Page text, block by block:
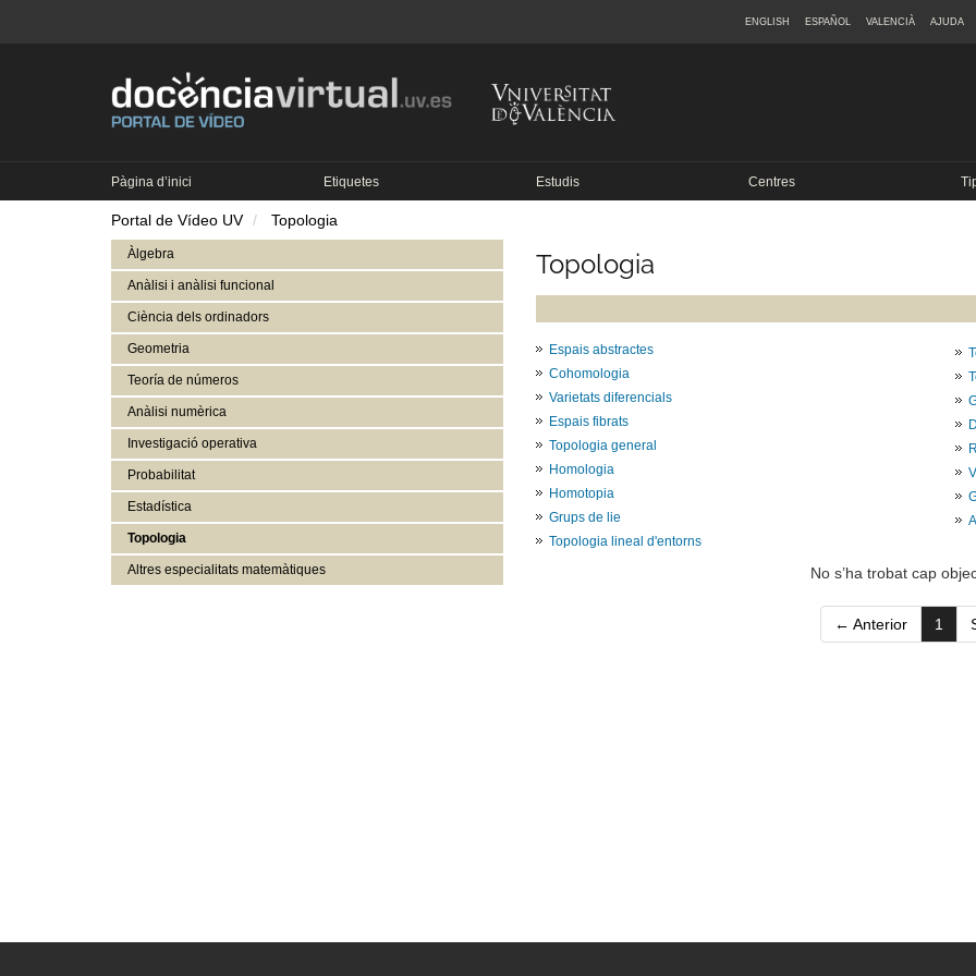
ENGLISH ESPAÑOL VALENCIÀ AJUDA
Pàgina d’inici Etiquetes Estudis Centres
Portal de Vídeo UV Topologia
Àlgebra
Anàlisi i anàlisi funcional
Ciència dels ordinadors
Geometria
Teoría de números
Anàlisi numèrica
Investigació operativa
Probabilitat
Estadística
Topologia
Altres especialitats matemàtiques
Topologia
Espais abstractes
Cohomologia
Varietats diferencials
Espais fibrats
Topologia general
Homologia
Homotopia
Grups de lie
Topologia lineal d'entorns
No s’ha trobat cap
← Anterior 1